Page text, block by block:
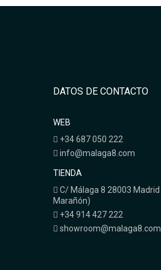
DATOS DE CONTACTO
WEB
+34 687 050 222
info@malaga8.com
TIENDA
C/ Málaga 8 28003
Marañón)
+34 914 427 222
showroom@malaga8.com